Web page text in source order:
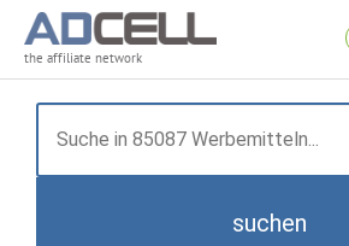
the affiliate network
suchen